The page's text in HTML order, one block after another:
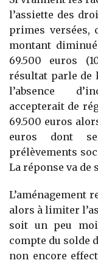
l’assiette des
primes versées,
montant
69.500 euros
résultat parle de
l’absence
accepterait de
69.500 euros
euros dont
prélèvements
La réponse va de
L’aménagement
alors à limiter
soit un peu
compte du solde
non encore